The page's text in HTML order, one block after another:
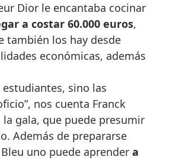
Dior le encantaba cocinar
a costar 60.000 euros,
también los hay desde
económicas, además
estudiantes, sino las
nos cuenta Franck
gala, que puede presumir
Además de prepararse
uno puede aprender a